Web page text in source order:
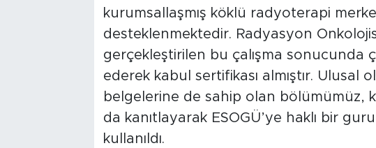
kurumsallaşmış köklü radyoterapi
desteklenmektedir. Radyasyon
gerçekleştirilen bu çalışma sonucunda
ederek kabul sertifikası almıştır. Ulusal
belgelerine de sahip olan bölümümüz,
da kanıtlayarak ESOGÜ’ye haklı bir
kullanıldı.